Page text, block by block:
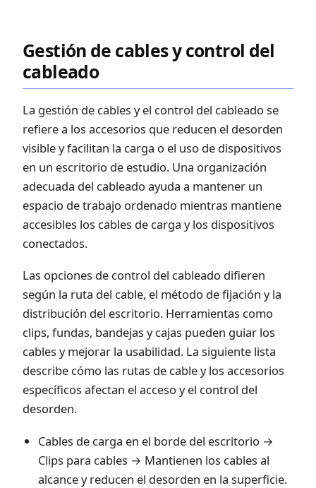
Gestión de cables y control del
cableado
La gestión de cables y el control del cableado se
refiere a los accesorios que reducen el desorden
visible y facilitan la carga o el uso de dispositivos
en un escritorio de estudio. Una organización
adecuada del cableado ayuda a mantener un
espacio de trabajo ordenado mientras mantiene
accesibles los cables de carga y los dispositivos
conectados.
Las opciones de control del cableado difieren
según la ruta del cable, el método de fijación y la
distribución del escritorio. Herramientas como
clips, fundas, bandejas y cajas pueden guiar los
cables y mejorar la usabilidad. La siguiente lista
describe cómo las rutas de cable y los accesorios
específicos afectan el acceso y el control del
desorden.
Cables de carga en el borde del escritorio →
Clips para cables → Mantienen los cables al
alcance y reducen el desorden en la superficie.